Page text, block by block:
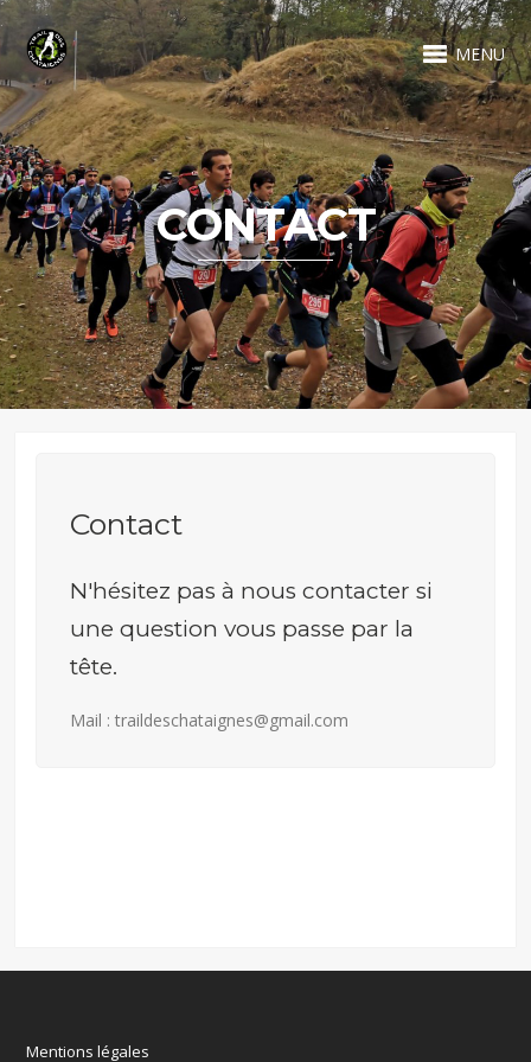
MENU
CONTACT
Contact
N'hésitez pas à nous contacter si
une question vous passe par la
tête.
Mail : traildeschataignes@gmail.com
Mentions légales